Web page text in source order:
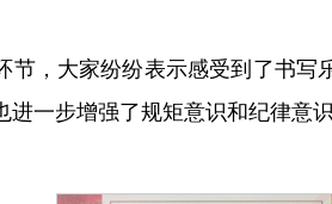
节，大家纷纷表示感受到了书
进一步增强了规矩意识和纪律意